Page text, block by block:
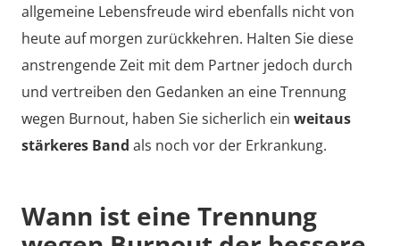
allgemeine Lebensfreude wird ebenfalls nicht von
heute auf morgen zurückkehren. Halten Sie diese
anstrengende Zeit mit dem Partner jedoch durch
und vertreiben den Gedanken an eine Trennung
wegen Burnout, haben Sie sicherlich ein weitaus
stärkeres Band als noch vor der Erkrankung.
Wann ist eine Trennung